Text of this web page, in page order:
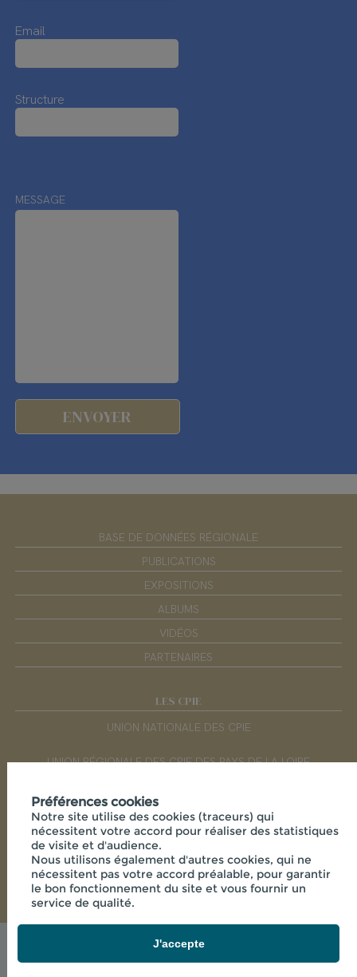
Email
Structure
MESSAGE
BASE DE DONNÉES RÉGIONALE
PUBLICATIONS
EXPOSITIONS
ALBUMS
VIDÉOS
PARTENAIRES
LES CPIE
UNION NATIONALE DES CPIE
UNION RÉGIONALE DES CPIE DES PAYS DE LA LOIRE
RÉSEAUX SOCIAUX
© 2026 - CPIE SÈVRE ET BOCAGE - MAISON DE LA
Préférences cookies
Notre site utilise des cookies (traceurs) qui
nécessitent votre accord pour réaliser des statistiques
de visite et d'audience.
Nous utilisons également d'autres cookies, qui ne
nécessitent pas votre accord préalable, pour garantir
le bon fonctionnement du site et vous fournir un
service de qualité.
J'accepte